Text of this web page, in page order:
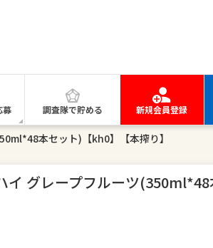
募 調査隊で貯める 新規会員登録
本セット)【kh0】【本搾り】
イ グレープフルーツ